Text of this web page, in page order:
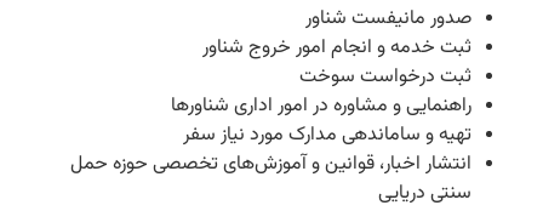
صدور مانیفست شناور
ثبت خدمه و انجام امور خروج شناور
ثبت درخواست سوخت
راهنمایی و مشاوره در امور اداری شناورها
تهیه و ساماندهی مدارک مورد نیاز سفر
انتشار اخبار، قوانین و آموزش‌های تخصصی حوزه حمل
سنتی دریایی